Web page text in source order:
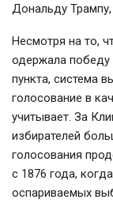
Дональду
Несмотря на то,
одержала
пункта, система
голосование в
учитывает. За
избирателей
голосования
с 1876 года,
оспариваемых